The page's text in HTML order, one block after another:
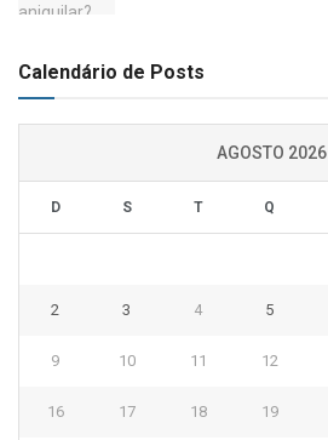
Calendário de Posts
AGOSTO 2026
D S T Q
2 3 4 5
9 10 11 12
16 17 18 19